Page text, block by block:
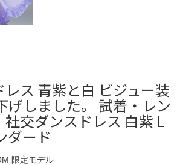
ス 青紫と白 ビジュー装
しました。 試着・レン
交ダンスドレス 白紫 L
ダード
限定モデル